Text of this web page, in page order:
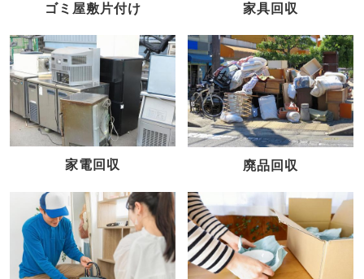
ゴミ屋敷片付け 家具回収
家電回収 廃品回収